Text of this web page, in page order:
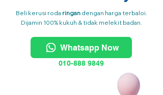
Beli kerusi roda ringan dengan harga terbaloi.
Dijamin 100% kukuh & tidak melekit badan.
Whatsapp Now
010-888 9849